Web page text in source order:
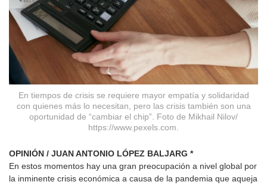
En tiempos de crisis se requiere mayor empatía y solidaridad
con quienes más lo necesitan, pero las crisis también son una
oportunidad de “cambiar el chip”. Foto de Mikhail Nilov/
https://www.pexels.com.
OPINIÓN / JUAN ANTONIO LÓPEZ BALJARG *
En estos momentos hay una gran preocupación a nivel global por
la inminente crisis económica a causa de la pandemia que aqueja